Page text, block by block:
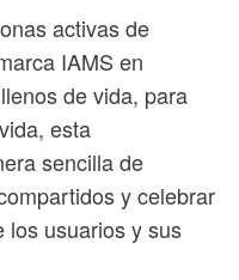
activas de
IAMS en
de vida, para
esta
sencilla de
y celebrar
los usuarios y sus